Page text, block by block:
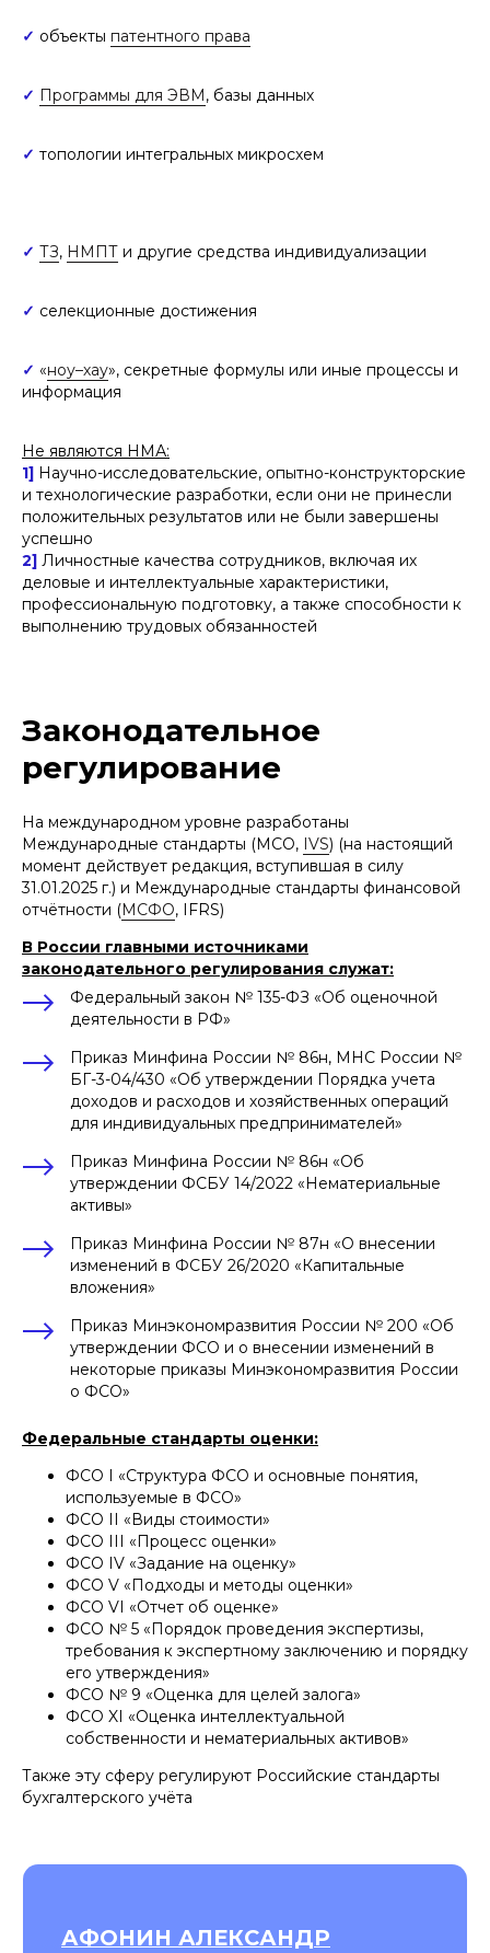
✓ объекты патентного права
✓ Программы для ЭВМ, базы данных
✓ топологии интегральных микросхем
✓ ТЗ, НМПТ и другие средства индивидуализации
✓ селекционные достижения
✓ «ноу–хау», секретные формулы или иные процессы и
информация
Не являются НМА:
1] Научно-исследовательские, опытно-конструкторские
и технологические разработки, если они не принесли
положительных результатов или не были завершены
успешно
2] Личностные качества сотрудников, включая их
деловые и интеллектуальные характеристики,
профессиональную подготовку, а также способности к
выполнению трудовых обязанностей
Законодательное
регулирование
На международном уровне разработаны
Международные стандарты (МСО, IVS) (на настоящий
момент действует редакция, вступившая в силу
31.01.2025 г.) и Международные стандарты финансовой
отчётности (МСФО, IFRS)
В России главными источниками
законодательного регулирования служат:
Федеральный закон № 135-ФЗ «Об оценочной
деятельности в РФ»
Приказ Минфина России № 86н, МНС России №
БГ-3-04/430 «Об утверждении Порядка учета
доходов и расходов и хозяйственных операций
для индивидуальных предпринимателей»
Приказ Минфина России № 86н «Об
утверждении ФСБУ 14/2022 «Нематериальные
активы»
Приказ Минфина России № 87н «О внесении
изменений в ФСБУ 26/2020 «Капитальные
вложения»
Приказ Минэкономразвития России № 200 «Об
утверждении ФСО и о внесении изменений в
некоторые приказы Минэкономразвития России
о ФСО»
Федеральные стандарты оценки:
ФСО I «Структура ФСО и основные понятия,
используемые в ФСО»
ФСО II «Виды стоимости»
ФСО III «Процесс оценки»
ФСО IV «Задание на оценку»
ФСО V «Подходы и методы оценки»
ФСО VI «Отчет об оценке»
ФСО № 5 «Порядок проведения экспертизы,
требования к экспертному заключению и порядку
его утверждения»
ФСО № 9 «Оценка для целей залога»
ФСО XI «Оценка интеллектуальной
собственности и нематериальных активов»
Также эту сферу регулируют Российские стандарты
бухгалтерского учёта